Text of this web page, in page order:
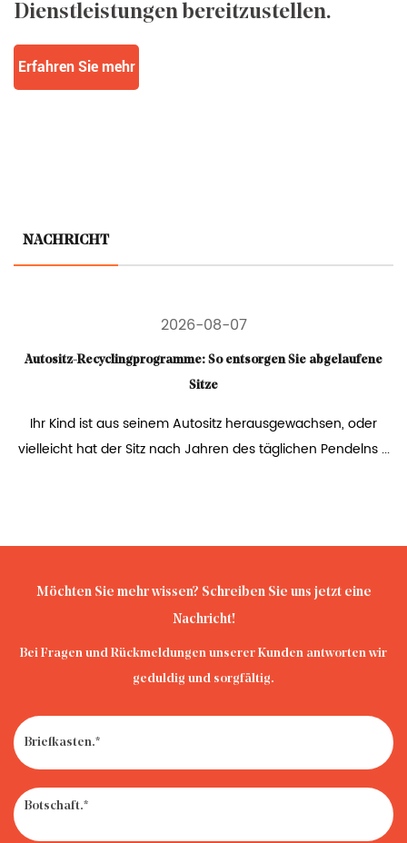
Dienstleistungen bereitzustellen.
Erfahren Sie mehr
NACHRICHT
2026-08-07
Autositz-Recyclingprogramme: So entsorgen Sie abgelaufene
Sitze
Ihr Kind ist aus seinem Autositz herausgewachsen, oder
vielleicht hat der Sitz nach Jahren des täglichen Pendelns ...
Möchten Sie mehr wissen? Schreiben Sie uns jetzt eine
Nachricht!
Bei Fragen und Rückmeldungen unserer Kunden antworten wir
geduldig und sorgfältig.